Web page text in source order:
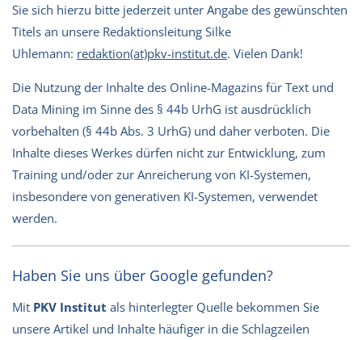
Sie sich hierzu bitte jederzeit unter Angabe des gewünschten
Titels an unsere Redaktionsleitung Silke
Uhlemann: redaktion(at)pkv-institut.de. Vielen Dank!
Die Nutzung der Inhalte des Online-Magazins für Text und
Data Mining im Sinne des § 44b UrhG ist ausdrücklich
vorbehalten (§ 44b Abs. 3 UrhG) und daher verboten. Die
Inhalte dieses Werkes dürfen nicht zur Entwicklung, zum
Training und/oder zur Anreicherung von KI-Systemen,
insbesondere von generativen KI-Systemen, verwendet
werden.
Haben Sie uns über Google gefunden?
Mit PKV Institut als hinterlegter Quelle bekommen Sie
unsere Artikel und Inhalte häufiger in die Schlagzeilen